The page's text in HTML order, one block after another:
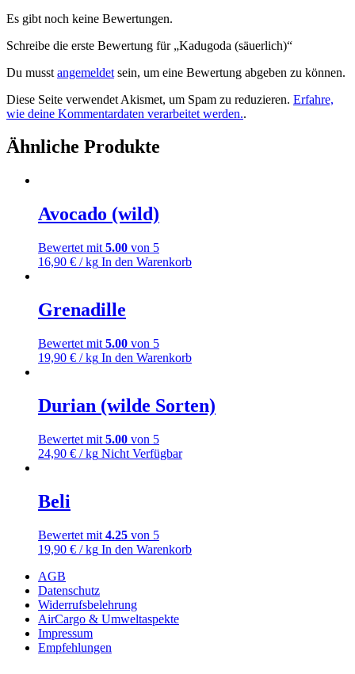
Es gibt noch keine Bewertungen.
Schreibe die erste Bewertung für „Kadugoda (säuerlich)“
Du musst angemeldet sein, um eine Bewertung abgeben zu können.
Diese Seite verwendet Akismet, um Spam zu reduzieren. Erfahre,
wie deine Kommentardaten verarbeitet werden..
Ähnliche Produkte
Avocado (wild)
Bewertet mit 5.00 von 5
16,90 € / kg In den Warenkorb
Grenadille
Bewertet mit 5.00 von 5
19,90 € / kg In den Warenkorb
Durian (wilde Sorten)
Bewertet mit 5.00 von 5
24,90 € / kg Nicht Verfügbar
Beli
Bewertet mit 4.25 von 5
19,90 € / kg In den Warenkorb
AGB
Datenschutz
Widerrufsbelehrung
AirCargo & Umweltaspekte
Impressum
Empfehlungen